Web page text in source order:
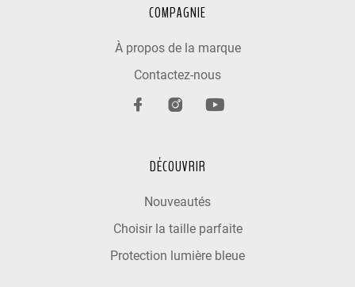
COMPAGNIE
À propos de la marque
Contactez-nous
DÉCOUVRIR
Nouveautés
Choisir la taille parfaite
Protection lumière bleue